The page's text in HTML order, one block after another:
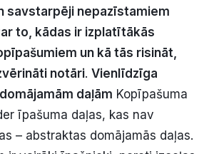
reklāma
Par mums
Kontakti
redakcijai
savstarpēji nepazīstamiem
to, kādas ir izplatītākās
un kā tās risināt,
notāri. Vienlīdzīga
daļām Kopīpašuma
īpašuma daļas, kas nav
– abstraktas domājamās daļas.